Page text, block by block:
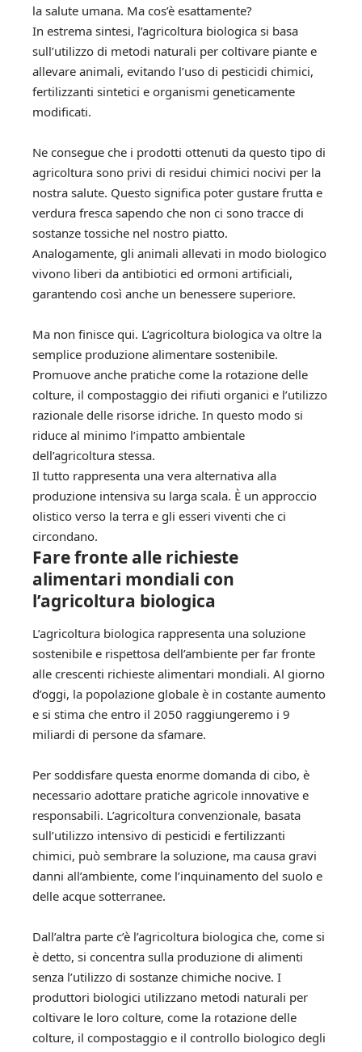
la salute umana. Ma cos’è esattamente?
In estrema sintesi, l’agricoltura biologica si basa
sull’utilizzo di metodi naturali per coltivare piante e
allevare animali, evitando l’uso di pesticidi chimici,
fertilizzanti sintetici e organismi geneticamente
modificati.
Ne consegue che i prodotti ottenuti da questo tipo di
agricoltura sono privi di residui chimici nocivi per la
nostra salute. Questo significa poter gustare frutta e
verdura fresca sapendo che non ci sono tracce di
sostanze tossiche nel nostro piatto.
Analogamente, gli animali allevati in modo biologico
vivono liberi da antibiotici ed ormoni artificiali,
garantendo così anche un benessere superiore.
Ma non finisce qui. L’agricoltura biologica va oltre la
semplice produzione alimentare sostenibile.
Promuove anche pratiche come la rotazione delle
colture, il compostaggio dei rifiuti organici e l’utilizzo
razionale delle risorse idriche. In questo modo si
riduce al minimo l’impatto ambientale
dell’agricoltura stessa.
Il tutto rappresenta una vera alternativa alla
produzione intensiva su larga scala. È un approccio
olistico verso la terra e gli esseri viventi che ci
circondano.
Fare fronte alle richieste
alimentari mondiali con
l’agricoltura biologica
L’agricoltura biologica rappresenta una soluzione
sostenibile e rispettosa dell’ambiente per far fronte
alle crescenti richieste alimentari mondiali. Al giorno
d’oggi, la popolazione globale è in costante aumento
e si stima che entro il 2050 raggiungeremo i 9
miliardi di persone da sfamare.
Per soddisfare questa enorme domanda di cibo, è
necessario adottare pratiche agricole innovative e
responsabili. L’agricoltura convenzionale, basata
sull’utilizzo intensivo di pesticidi e fertilizzanti
chimici, può sembrare la soluzione, ma causa gravi
danni all’ambiente, come l’inquinamento del suolo e
delle acque sotterranee.
Dall’altra parte c’è l’agricoltura biologica che, come si
è detto, si concentra sulla produzione di alimenti
senza l’utilizzo di sostanze chimiche nocive. I
produttori biologici utilizzano metodi naturali per
coltivare le loro colture, come la rotazione delle
colture, il compostaggio e il controllo biologico degli